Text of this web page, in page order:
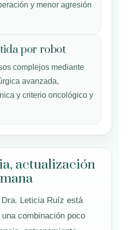
y menor agresión
por robot
complejos mediante
avanzada,
y criterio oncológico y
actualización
Leticia Ruíz está
combinación poco